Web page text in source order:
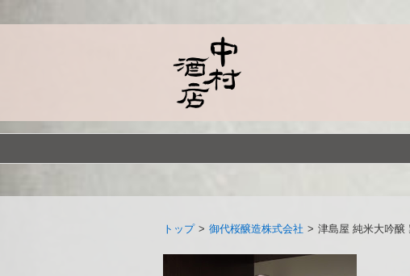
トップ > 御代桜醸造株式会社 > 津島屋 純米大吟醸